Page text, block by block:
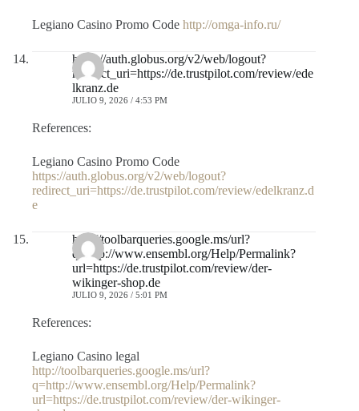
Legiano Casino Promo Code http://omga-info.ru/
https://auth.globus.org/v2/web/logout?
redirect_uri=https://de.trustpilot.com/review/ede
lkranz.de
JULIO 9, 2026 / 4:53 PM
References:
Legiano Casino Promo Code
https://auth.globus.org/v2/web/logout?
redirect_uri=https://de.trustpilot.com/review/edelkranz.d
e
http://toolbarqueries.google.ms/url?
q=http://www.ensembl.org/Help/Permalink?
url=https://de.trustpilot.com/review/der-
wikinger-shop.de
JULIO 9, 2026 / 5:01 PM
References:
Legiano Casino legal
http://toolbarqueries.google.ms/url?
q=http://www.ensembl.org/Help/Permalink?
url=https://de.trustpilot.com/review/der-wikinger-